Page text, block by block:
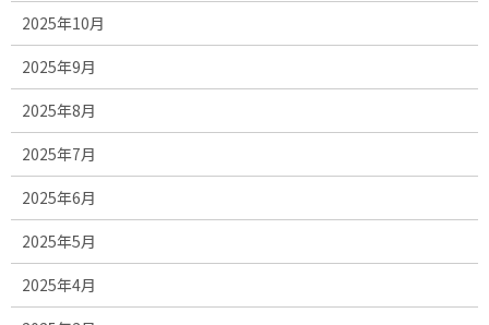
2025年10月
2025年9月
2025年8月
2025年7月
2025年6月
2025年5月
2025年4月